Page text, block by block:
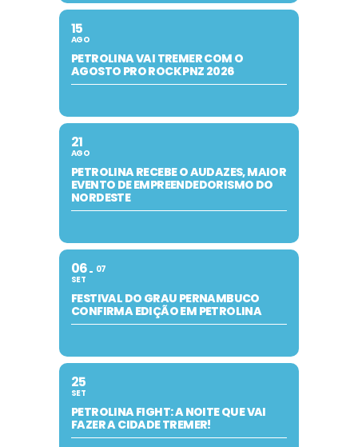
15
AGO
PETROLINA VAI TREMER COM O
AGOSTO PRO ROCK PNZ 2026
21
AGO
PETROLINA RECEBE O AUDAZES, MAIOR
EVENTO DE EMPREENDEDORISMO DO
NORDESTE
06
SET
07
FESTIVAL DO GRAU PERNAMBUCO
CONFIRMA EDIÇÃO EM PETROLINA
25
SET
PETROLINA FIGHT: A NOITE QUE VAI
FAZER A CIDADE TREMER!